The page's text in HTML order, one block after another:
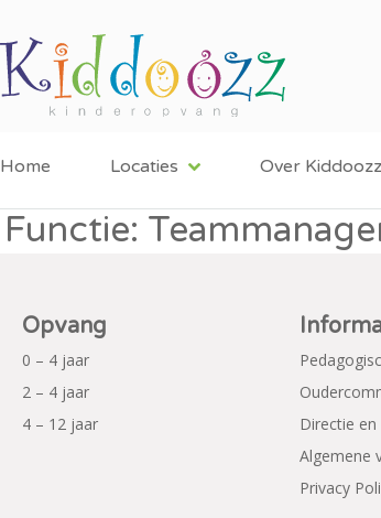
Home Locaties Over Kiddoozz
Functie:
Opvang
0 – 4 jaar
2 – 4 jaar
4 – 12 jaar
Directie
Algemene
Privacy